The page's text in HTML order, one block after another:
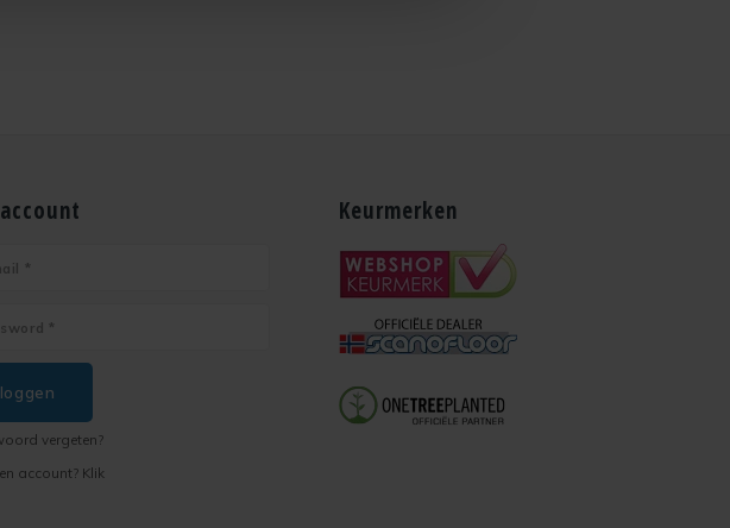
vergeten?
account? Klik
Keurmerken